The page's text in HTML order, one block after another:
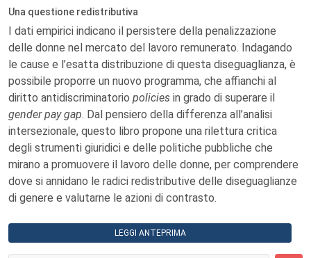
Una questione redistributiva
I dati empirici indicano il persistere della penalizzazione
delle donne nel mercato del lavoro remunerato. Indagando
le cause e l’esatta distribuzione di questa diseguaglianza, è
possibile proporre un nuovo programma, che affianchi al
diritto antidiscriminatorio policies in grado di superare il
gender pay gap. Dal pensiero della differenza all’analisi
intersezionale, questo libro propone una rilettura critica
degli strumenti giuridici e delle politiche pubbliche che
mirano a promuovere il lavoro delle donne, per comprendere
dove si annidano le radici redistributive delle diseguaglianze
di genere e valutarne le azioni di contrasto.
LEGGI ANTEPRIMA